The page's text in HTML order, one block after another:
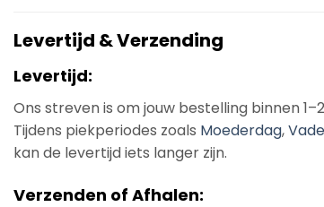
Levertijd & Verzending
Levertijd:
Ons streven is om jouw bestelling binnen
Tijdens piekperiodes zoals Moederdag,
kan de levertijd iets langer zijn.
Verzenden of Afhalen: